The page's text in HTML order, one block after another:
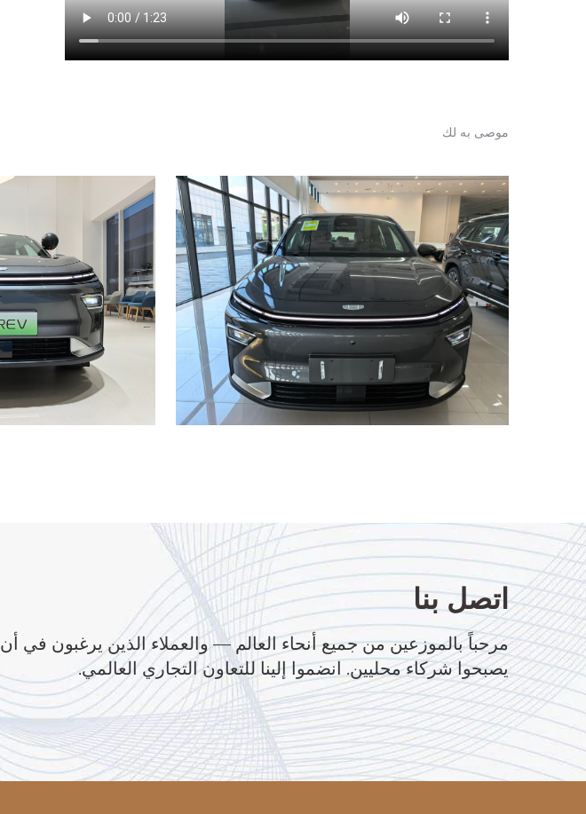
موصى به لك
اتصل بنا
مرحباً بالموزعين من جميع أنحاء العالم — والعملاء الذين يرغبون في أن
يصبحوا شركاء محليين. انضموا إلينا للتعاون التجاري العالمي.